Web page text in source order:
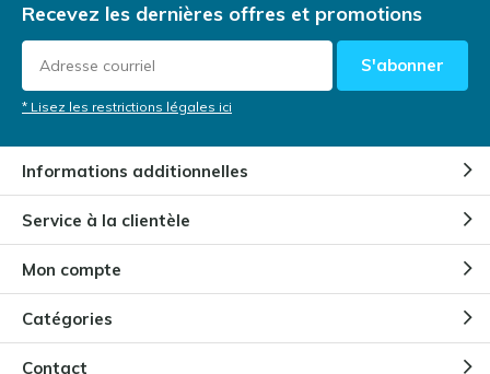
Recevez les dernières offres et promotions
S'abonner
* Lisez les restrictions légales ici
Informations additionnelles
Service à la clientèle
Mon compte
Catégories
Contact